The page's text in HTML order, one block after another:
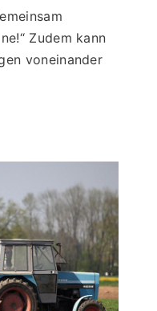
Zudem kann
voneinander